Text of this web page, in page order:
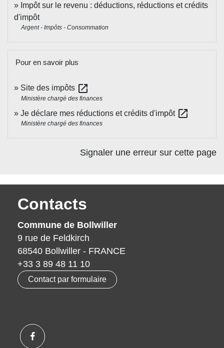
Impôt sur le revenu : déductions, réductions et crédits
d'impôt
Argent - Impôts - Consommation
Pour en savoir plus
Site des impôts open_in_new
Ministère chargé des finances
Je déclare mes réductions et crédits d'impôt open_in_new
Ministère chargé des finances
Signaler une erreur sur cette page
Contacts
Commune de Bollwiller
9 rue de Feldkirch
68540 Bollwiller - FRANCE
+33 3 89 48 11 10
Contact par formulaire